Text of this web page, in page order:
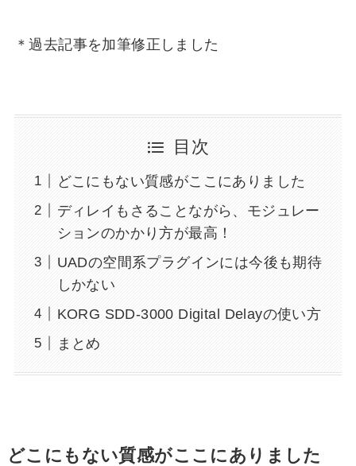
＊過去記事を加筆修正しました
目次
どこにもない質感がここにありました
ディレイもさることながら、モジュレー
ションのかかり方が最高！
UADの空間系プラグインには今後も期待
しかない
KORG SDD-3000 Digital Delayの使い方
まとめ
どこにもない質感がここにありました